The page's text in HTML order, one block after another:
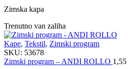
Zimska kapa
Trenutno van zaliha
Kape, Tekstil, Zimski program
SKU: 53678
Zimski program – ANDI ROLLO 1,55